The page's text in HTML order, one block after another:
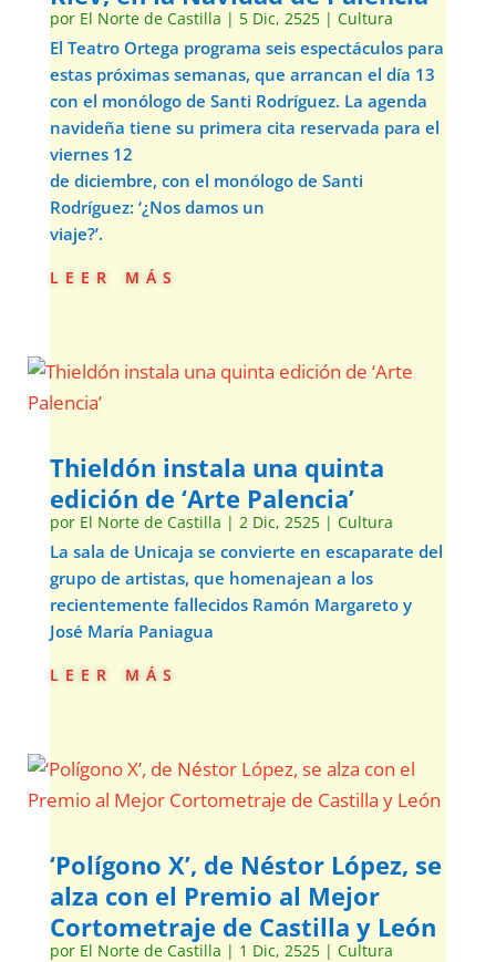
por El Norte de Castilla | 5 Dic, 2525| Cultura
El Teatro Ortega programa seis espectáculos para
estas próximas semanas, que arrancan el día 13
con el monólogo de Santi Rodríguez. La agenda
navideña tiene su primera cita reservada para el
viernes 12
de diciembre, con el monólogo de Santi
Rodríguez: ‘¿Nos damos un
viaje?’.
leer más
Thieldón instala una quinta
edición de ‘Arte Palencia’
por El Norte de Castilla | 2 Dic, 2525| Cultura
La sala de Unicaja se convierte en escaparate del
grupo de artistas, que homenajean a los
recientemente fallecidos Ramón Margareto y
José María Paniagua
leer más
‘Polígono X’, de Néstor López, se
alza con el Premio al Mejor
Cortometraje de Castilla y León
por El Norte de Castilla | 1 Dic, 2525| Cultura